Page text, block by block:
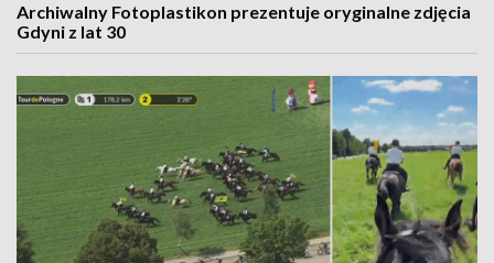
Archiwalny Fotoplastikon prezentuje oryginalne zdjęcia
Gdyni z lat 30